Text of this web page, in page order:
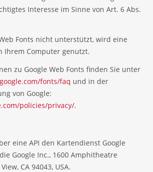
Interesse im Sinne von Art. 6 Abs.
Fonts nicht unterstützt, wird eine
Ihrem Computer genutzt.
zu Google Web Fonts finden Sie unter
fonts/faq und in der
von Google:
policies/privacy/.
eine API den Kartendienst Google
Google Inc., 1600 Amphitheatre
CA 94043, USA.